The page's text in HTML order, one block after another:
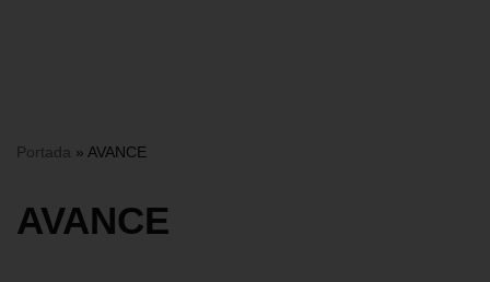
Portada » AVANCE
AVANCE